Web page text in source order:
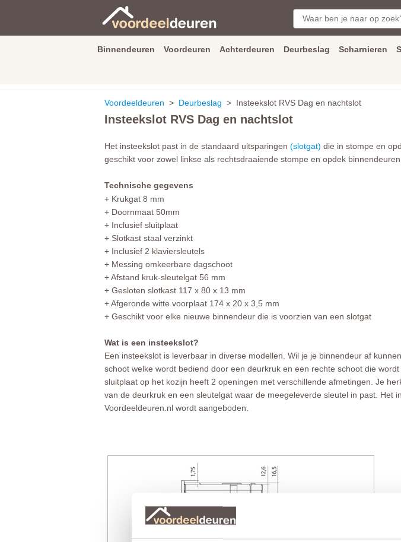
Binnendeuren Voordeuren Achterdeuren Deurbeslag Scharnieren
Voordeeldeuren > Deurbeslag > Insteekslot RVS Dag en nachtslot
Insteekslot RVS Dag en nachtslot
Het insteekslot past in de standaard uitsparingen (slotgat) die in stompe en
geschikt voor zowel linkse als rechtsdraaiende stompe en opdek
Technische gegevens
+ Krukgat 8 mm
+ Doornmaat 50mm
+ Inclusief sluitplaat
+ Slotkast staal verzinkt
+ Inclusief 2 klaviersleutels
+ Messing omkeerbare dagschoot
+ Afstand kruk-sleutelgat 56 mm
+ Gesloten slotkast 117 x 80 x 13 mm
+ Afgeronde witte voorplaat 174 x 20 x 3,5 mm
+ Geschikt voor elke nieuwe binnendeur die is voorzien van een slotgat
Wat is een insteekslot?
Een insteekslot is leverbaar in diverse modellen. Wil je je binnendeur af
schoot welke wordt bediend door een deurkruk en een rechte schoot die
sluitplaat op het kozijn heeft 2 openingen met verschillende afmetingen. Je
van de deurkruk en een sleutelgat waar de meegeleverde sleutel in past. Het
Voordeeldeuren.nl wordt aangeboden.